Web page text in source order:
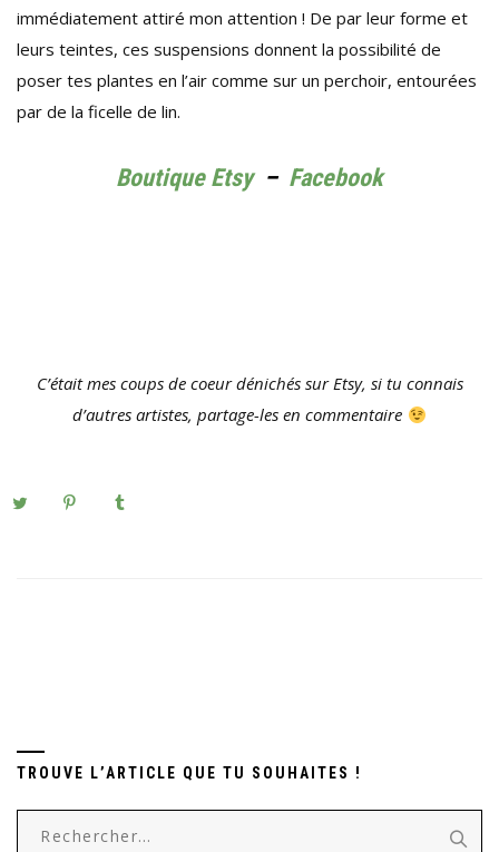
immédiatement attiré mon attention ! De par leur forme et
leurs teintes, ces suspensions donnent la possibilité de
poser tes plantes en l’air comme sur un perchoir, entourées
par de la ficelle de lin.
Boutique Etsy– Facebook
C’était mes coups de coeur dénichés sur Etsy, si tu connais
d’autres artistes, partage-les en commentaire
TROUVE L’ARTICLE QUE TU SOUHAITES !
Rechercher :